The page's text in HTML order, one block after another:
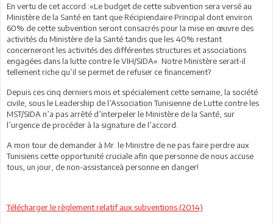
En vertu de cet accord :«Le budget de cette subvention sera versé au
Ministère de la Santé en tant que Récipiendaire Principal dont environ
60% de cette subvention seront consacrés pour la mise en œuvre des
activités du Ministère de la Santé tandis que les 40% restant
concerneront les activités des différentes structures et associations
engagées dans la lutte contre le VIH/SIDA». Notre Ministère serait-il
tellement riche qu’il se permet de refuser ce financement?
Depuis ces cinq derniers mois et spécialement cette semaine, la société
civile, sous le Leadership de l’Association Tunisienne de Lutte contre les
MST/SIDA n’a pas arrêté d’interpeler le Ministère de la Santé, sur
l’urgence de procéder à la signature de l’accord.
A mon tour de demander à Mr. le Ministre de ne pas faire perdre aux
Tunisiens cette opportunité cruciale afin que personne de nous accuse
tous, un jour, de non-assistanceà personne en danger!
Télécharger le règlement relatif aux subventions (2014)